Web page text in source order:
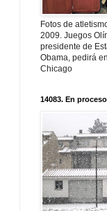
Fotos de
2009. Juegos
presidente de
Obama, pedirá
Chicago
14083. En